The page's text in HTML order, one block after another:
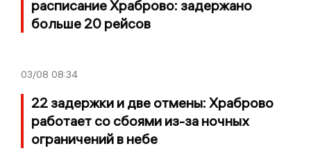
расписание Храброво: задержано
больше 20 рейсов
03/08 08:34
22 задержки и две отмены: Храброво
работает со сбоями из-за ночных
ограничений в небе